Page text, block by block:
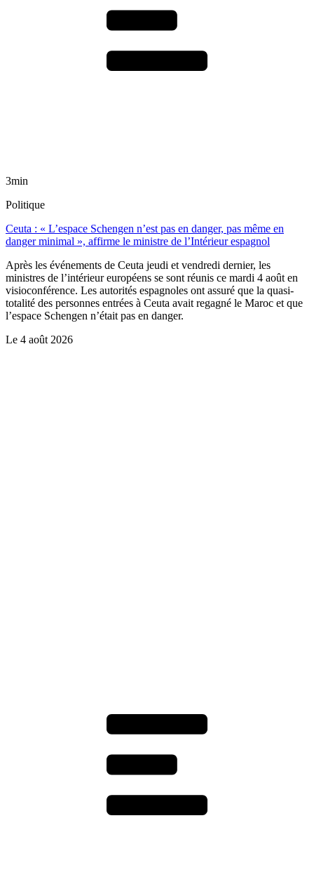
3min
Politique
Ceuta : « L’espace Schengen n’est pas en danger, pas même en
danger minimal », affirme le ministre de l’Intérieur espagnol
Après les événements de Ceuta jeudi et vendredi dernier, les
ministres de l’intérieur européens se sont réunis ce mardi 4 août en
visioconférence. Les autorités espagnoles ont assuré que la quasi-
totalité des personnes entrées à Ceuta avait regagné le Maroc et que
l’espace Schengen n’était pas en danger.
Le 4 août 2026